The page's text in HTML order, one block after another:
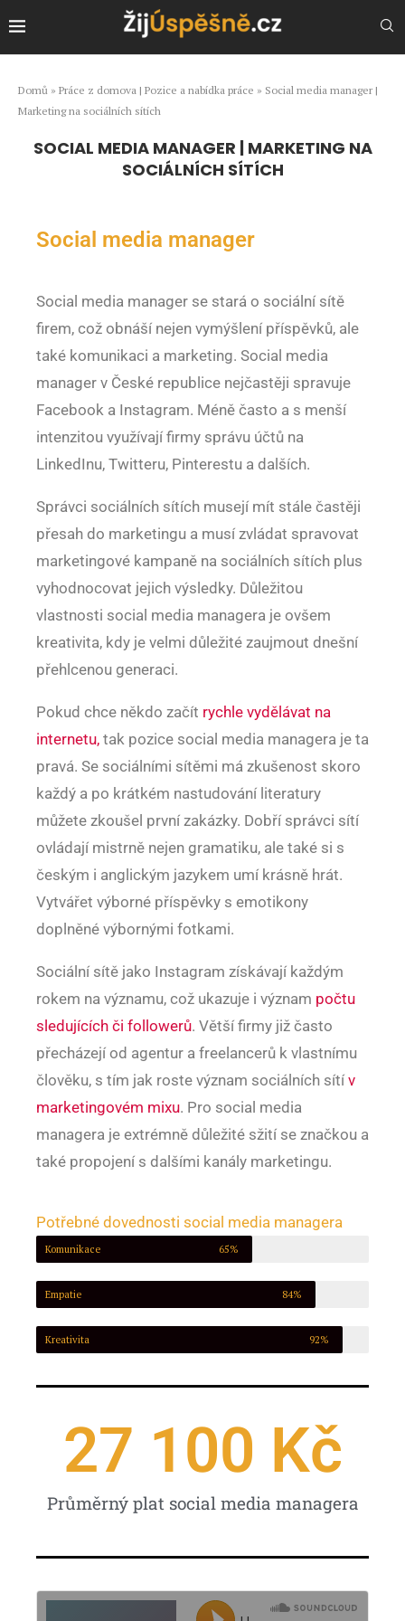
Domů » Práce z domova | Pozice a nabídka práce » Social media manager |
Marketing na sociálních sítích
SOCIAL MEDIA MANAGER | MARKETING NA
SOCIÁLNÍCH SÍTÍCH
Social media manager
Social media manager se stará o sociální sítě
firem, což obnáší nejen vymýšlení příspěvků, ale
také komunikaci a marketing. Social media
manager v České republice nejčastěji spravuje
Facebook a Instagram. Méně často a s menší
intenzitou využívají firmy správu účtů na
LinkedInu, Twitteru, Pinterestu a dalších.
Správci sociálních sítích musejí mít stále častěji
přesah do marketingu a musí zvládat spravovat
marketingové kampaně na sociálních sítích plus
vyhodnocovat jejich výsledky. Důležitou
vlastnosti social media managera je ovšem
kreativita, kdy je velmi důležité zaujmout dnešní
přehlcenou generaci.
Pokud chce někdo začít rychle vydělávat na
internetu, tak pozice social media managera je ta
pravá. Se sociálními sítěmi má zkušenost skoro
každý a po krátkém nastudování literatury
můžete zkoušel první zakázky. Dobří správci sítí
ovládají mistrně nejen gramatiku, ale také si s
českým i anglickým jazykem umí krásně hrát.
Vytvářet výborné příspěvky s emotikony
doplněné výbornými fotkami.
Sociální sítě jako Instagram získávají každým
rokem na významu, což ukazuje i význam počtu
sledujících či followerů. Větší firmy již často
přecházejí od agentur a freelancerů k vlastnímu
člověku, s tím jak roste význam sociálních sítí v
marketingovém mixu. Pro social media
managera je extrémně důležité sžití se značkou a
také propojení s dalšími kanály marketingu.
Potřebné dovednosti social media managera
Komunikace 65%
Empatie 84%
Kreativita 92%
Průměrný plat social media managera
27 100 Kč